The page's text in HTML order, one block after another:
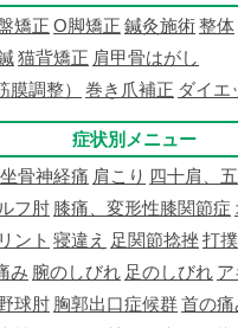
矯正 O脚矯正 鍼灸施術整体
猫背矯正 肩甲骨はがし
調整）
巻き爪補正 ダイエ
症状別メニュー
坐骨神経痛 肩こり 四十肩、
フ肘 膝痛、変形性膝関節症
ント 寝違え 足関節捻挫打撲
み 腕のしびれ 足のしびれ
球肘 胸郭出口症候群首の痛